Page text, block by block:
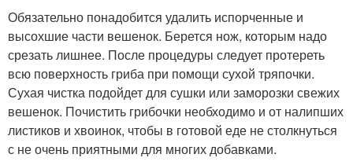
Обязательно понадобится удалить испорченные и
высохшие части вешенок. Берется нож, которым надо
срезать лишнее. После процедуры следует протереть
всю поверхность гриба при помощи сухой тряпочки.
Сухая чистка подойдет для сушки или заморозки свежих
вешенок. Почистить грибочки необходимо и от налипших
листиков и хвоинок, чтобы в готовой еде не столкнуться
с не очень приятными для многих добавками.